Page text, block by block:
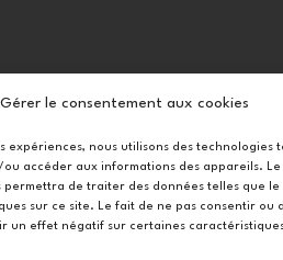
Gérer le consentement aux cookies
expériences, nous utilisons des technologies
accéder aux informations des appareils.
permettra de traiter des données telles que le
sur ce site. Le fait de ne pas consentir ou
un effet négatif sur certaines